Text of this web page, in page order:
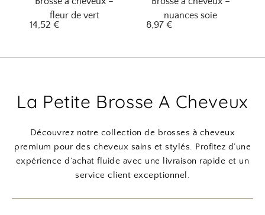
fleur de vert
14,52 €
nuances soie
8,97 €
La Petite Brosse A Cheveux
Découvrez notre collection de brosses à cheveux
premium pour des cheveux sains et stylés. Profitez d’une
expérience d’achat fluide avec une livraison rapide et un
service client exceptionnel.